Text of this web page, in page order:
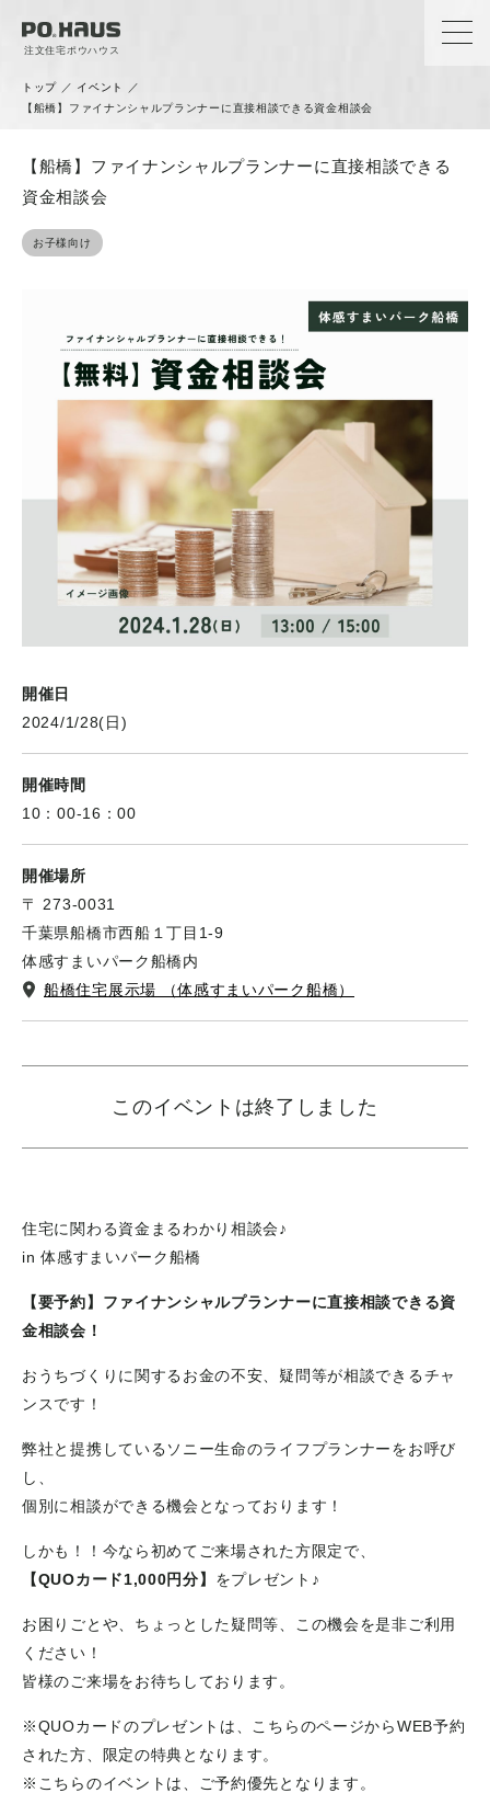
注文住宅ポウハウス
トップ ／ イベント
／
【船橋】ファイナンシャルプランナーに直接相談できる資金相談会
【船橋】ファイナンシャルプランナーに直接相談できる
資金相談会
お子様向け
開催日
2024/1/28(日)
開催時間
10：00-16：00
開催場所
〒 273-0031
千葉県船橋市西船１丁目1-9
体感すまいパーク船橋内
船橋住宅展示場 （体感すまいパーク船橋）
このイベントは終了しました
住宅に関わる資金まるわかり相談会♪
in 体感すまいパーク船橋
【要予約】ファイナンシャルプランナーに直接相談できる資
金相談会！
おうちづくりに関するお金の不安、疑問等が相談できるチャ
ンスです！
弊社と提携しているソニー生命のライフプランナーをお呼び
し、
個別に相談ができる機会となっております！
しかも！！今なら初めてご来場された方限定で、
【QUOカード1,000円分】 をプレゼント♪
お困りごとや、ちょっとした疑問等、この機会を是非ご利用
ください！
皆様のご来場をお待ちしております。
※QUOカードのプレゼントは、こちらのページからWEB予約
された方、限定の特典となります。
※こちらのイベントは、ご予約優先となります。